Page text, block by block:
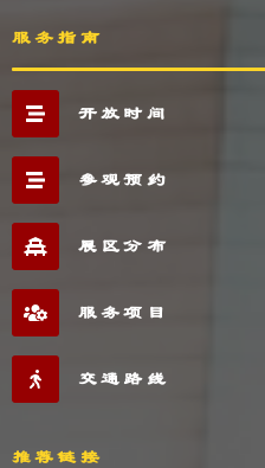
服务指南
开放时间
参观预约
展区分布
服务项目
交通路线
推荐链接